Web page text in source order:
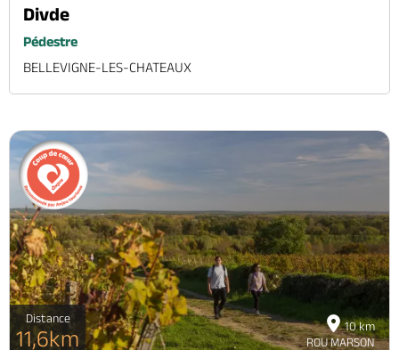
Divde
Pédestre
BELLEVIGNE-LES-CHATEAUX
10 km
ROU MARSON
Distance
11,6km